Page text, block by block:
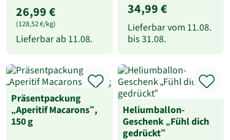
26,99 €
(128,52 €/kg)
Lieferbar ab 11.08.
34,99 €
Lieferbar vom 11.08.
bis31.08.
Präsentpackung
„Aperitif Macarons“,
150 g
Heliumballon-
Geschenk „Fühl dich
gedrückt“